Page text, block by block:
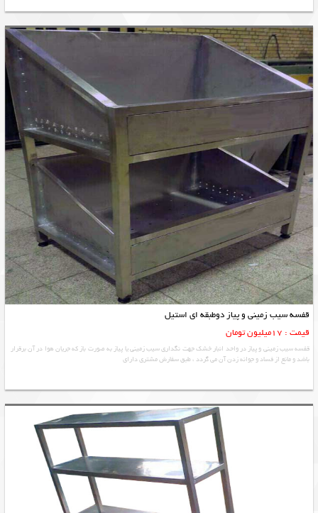
قفسه سیب زمینی و پیاز دوطبقه ای استیل
قیمت : 17میلیون تومان
قفسه سیب زمینی و پیاز در واحد انبار خشک جهت نگداری سیب زمینی یا پیاز به صورت باز که جریان هوا در آن برقرار
باشد و مانع از فساد و جوانه زدن آن می گردد ، طبق سفارش مشتری دارای